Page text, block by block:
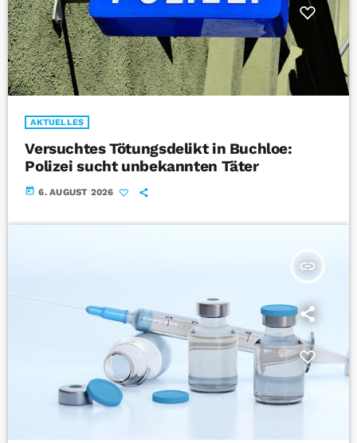
AKTUELLES
Versuchtes Tötungsdelikt in Buchloe:
Polizei sucht unbekannten Täter
today 6. AUGUST 2026
insert_link